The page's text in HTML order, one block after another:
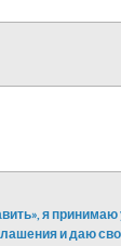
я принимаю
и даю